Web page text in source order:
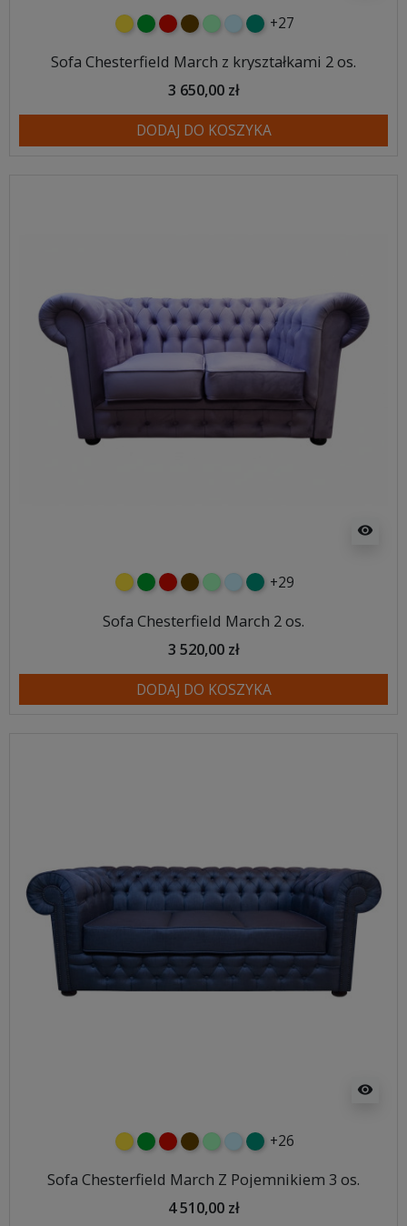
żółtyzielonyczerwony
czekoladowy
miętowybłękitny
turkusowy
+27
Sofa Chesterfield March z kryształkami 2 os.
3 650,00 zł
DODAJ DO KOSZYKA
visibility
żółtyzielonyczerwony
czekoladowy
miętowybłękitny
turkusowy
+29
Sofa Chesterfield March 2 os.
3 520,00 zł
DODAJ DO KOSZYKA
visibility
żółtyzielonyczerwony
czekoladowy
miętowybłękitny
turkusowy
+26
Sofa Chesterfield March Z Pojemnikiem 3 os.
4 510,00 zł